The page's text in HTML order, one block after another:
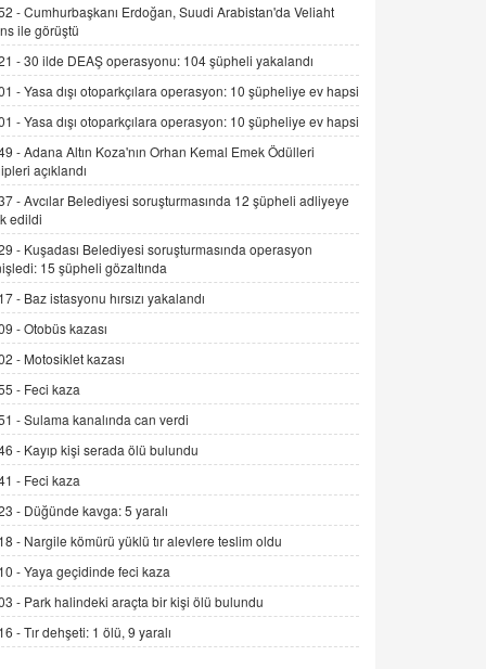
AV. DOĞAN CAN DOĞAN
Kişisel verilerin korunması ve dijital
hukukun gelişimi
15.09.2025 16:17
SEHER EREK
Kış Ayları Geldi, Hangi Önlemler
Alınmalı?
İNCİ GÜL AKÖL
Trump Keşke Adana'yı da Ziyaret Etse...
06.07.2026 13:00
ADEM AKÖL
Esed Destekçilerinin Yüzüne Vurulan
Şamar: Sednaya
11.12.2024 12:30
DR. EKREM ASLAN
Gerçek Ne, Algı Ne? "Beraber
Yürüyoruz" Cümlesinin Peşinden
19.07.2025 12:45
GÖNÜL MENEKŞE
Şifacının Yolu
04.11.2025 12:56
-Cumhurbaşkanı Erdoğan, Suudi Arabistan'da Veliaht
ile görüştü
-30 ilde DEAŞ operasyonu: 104 şüpheli yakalandı
-Yasa dışı otoparkçılara operasyon: 10 şüpheliye ev hapsi
-Yasa dışı otoparkçılara operasyon: 10 şüpheliye ev hapsi
-Adana Altın Koza'nın Orhan Kemal Emek Ödülleri
açıklandı
-Avcılar Belediyesi soruşturmasında 12 şüpheli adliyeye
edildi
- Kuşadası Belediyesi soruşturmasında operasyon
15 şüpheli gözaltında
- Baz istasyonu hırsızı yakalandı
-Otobüs kazası
- Motosiklet kazası
- Feci kaza
-Sulama kanalında can verdi
- Kayıp kişi serada ölü bulundu
- Feci kaza
- Düğünde kavga: 5 yaralı
- Nargile kömürü yüklü tır alevlere teslim oldu
-Yaya geçidinde feci kaza
- Park halindeki araçta bir kişi ölü bulundu
-Tır dehşeti: 1 ölü, 9 yaralı